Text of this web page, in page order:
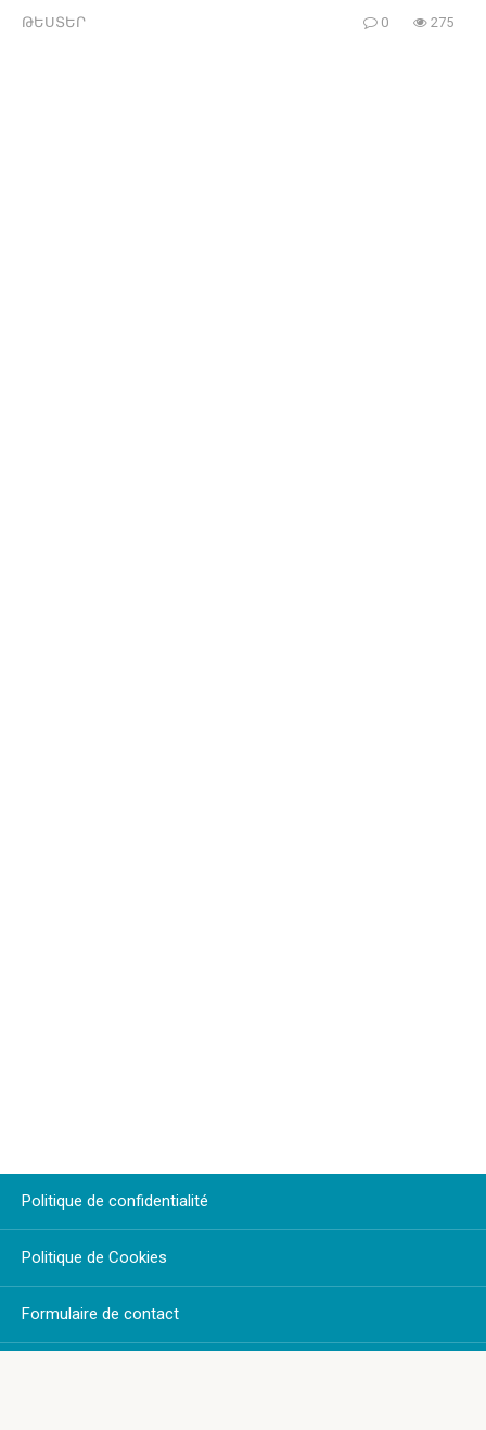
ԹԵՍՏԵՐ 0 275
Politique de confidentialité
Politique de Cookies
Formulaire de contact